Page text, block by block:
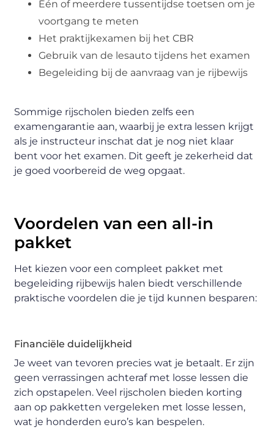
Één of meerdere tussentijdse toetsen om je
voortgang te meten
Het praktijkexamen bij het CBR
Gebruik van de lesauto tijdens het examen
Begeleiding bij de aanvraag van je rijbewijs
Sommige rijscholen bieden zelfs een
examengarantie aan, waarbij je extra lessen krijgt
als je instructeur inschat dat je nog niet klaar
bent voor het examen. Dit geeft je zekerheid dat
je goed voorbereid de weg opgaat.
Voordelen van een all-in
pakket
Het kiezen voor een compleet pakket met
begeleiding rijbewijs halen biedt verschillende
praktische voordelen die je tijd kunnen besparen:
Financiële duidelijkheid
Je weet van tevoren precies wat je betaalt. Er zijn
geen verrassingen achteraf met losse lessen die
zich opstapelen. Veel rijscholen bieden korting
aan op pakketten vergeleken met losse lessen,
wat je honderden euro’s kan bespelen.